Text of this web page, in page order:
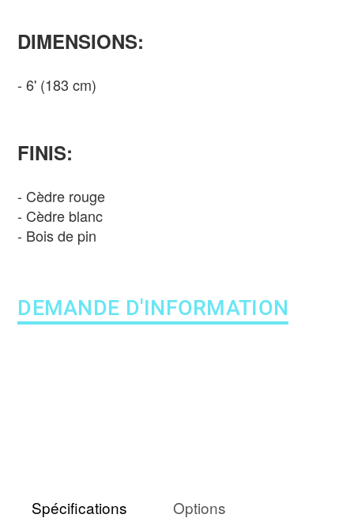
DIMENSIONS:
6' (183 cm)
FINIS:
Cèdre rouge
Cèdre blanc
Bois de pin
DEMANDE D'INFORMATION
Spécifications Options